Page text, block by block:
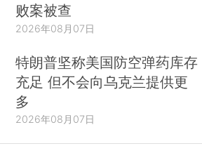
败案被查
2026年08月07日
特朗普坚称美国防空弹药库存
充足 但不会向乌克兰提供更
多
2026年08月07日